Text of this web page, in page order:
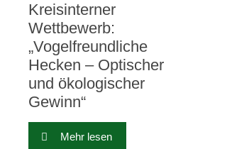
Kreisinterner
Wettbewerb:
„Vogelfreundliche
Hecken – Optischer
und ökologischer
Gewinn“
Mehr lesen